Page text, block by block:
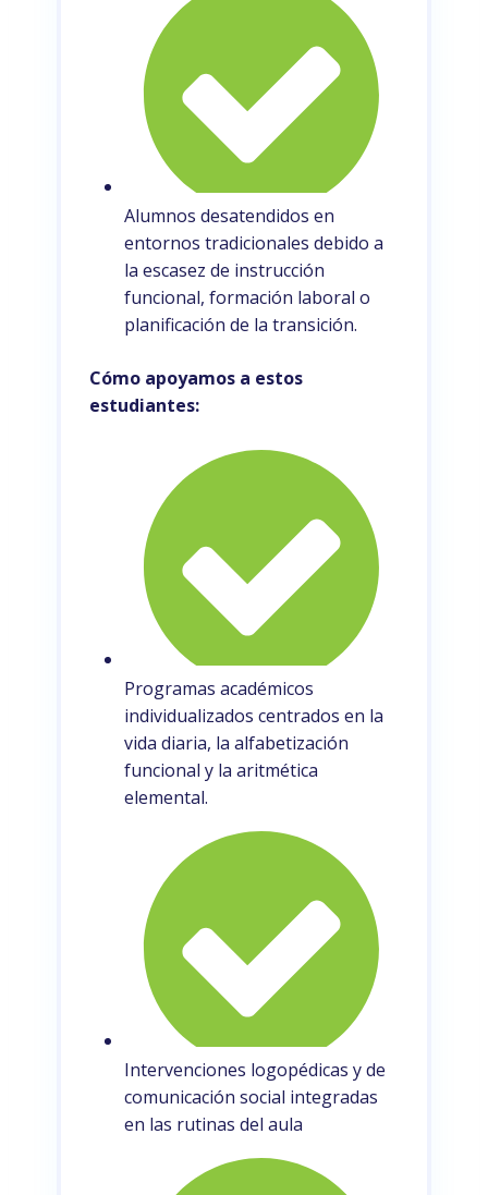
Alumnos desatendidos en
entornos tradicionales debido a
la escasez de instrucción
funcional, formación laboral o
planificación de la transición.
Cómo apoyamos a estos
estudiantes:
Programas académicos
individualizados centrados en la
vida diaria, la alfabetización
funcional y la aritmética
elemental.
Intervenciones logopédicas y de
comunicación social integradas
en las rutinas del aula